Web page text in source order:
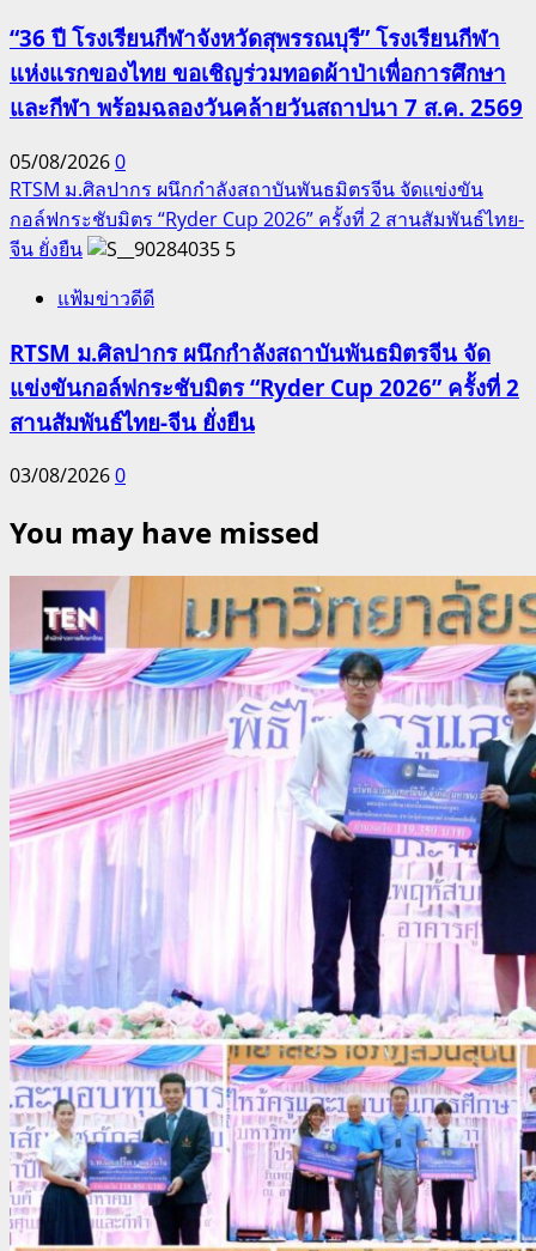
“36 ปี โรงเรียนกีฬาจังหวัดสุพรรณบุรี” โรงเรียนกีฬา
แห่งแรกของไทย ขอเชิญร่วมทอดผ้าป่าเพื่อการศึกษา
และกีฬา พร้อมฉลองวันคล้ายวันสถาปนา 7 ส.ค. 2569
05/08/20260
RTSM ม.ศิลปากร ผนึกกำลังสถาบันพันธมิตรจีน จัดแข่งขัน
กอล์ฟกระชับมิตร “Ryder Cup 2026” ครั้งที่ 2 สานสัมพันธ์ไทย-
จีน ยั่งยืน
5
แฟ้มข่าวดีดี
RTSM ม.ศิลปากร ผนึกกำลังสถาบันพันธมิตรจีน จัด
แข่งขันกอล์ฟกระชับมิตร “Ryder Cup 2026” ครั้งที่ 2
สานสัมพันธ์ไทย-จีน ยั่งยืน
03/08/20260
You may have missed